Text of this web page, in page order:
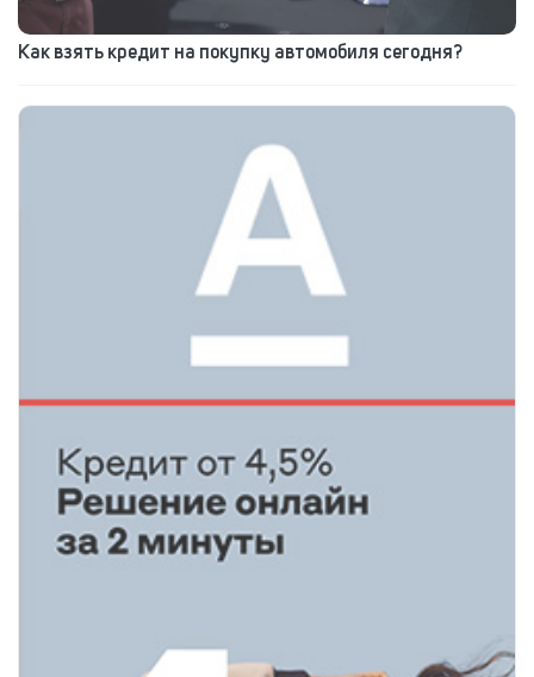
Как взять кредит на покупку автомобиля сегодня?